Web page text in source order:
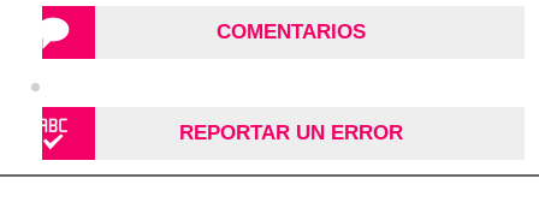
COMENTARIOS
REPORTAR UN ERROR